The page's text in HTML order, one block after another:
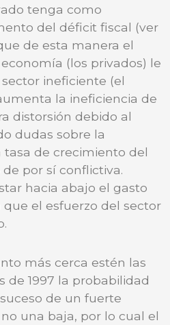
tenga como
del déficit fiscal (ver
de esta manera el
(los privados) le
ineficiente (el
la ineficiencia de
distorsión debido al
dudas sobre la
de crecimiento del
de por sí conflictiva.
hacia abajo el gasto
el esfuerzo del sector
más cerca estén las
de 1997 la probabilidad
de un fuerte
una baja, por lo cual el